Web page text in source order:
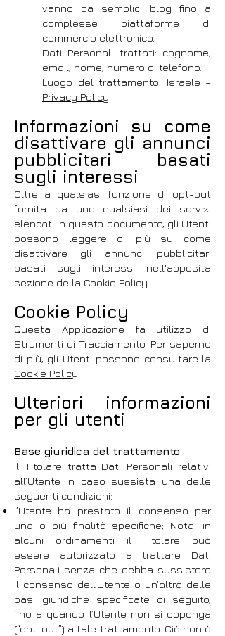
vanno da semplici blog fino a
complesse piattaforme di
commercio elettronico.
Dati Personali trattati: cognome;
email; nome; numero di telefono.
Luogo del trattamento: Israele –
Privacy Policy
Informazioni su come
disattivare gli annunci
pubblicitari basati
sugli interessi
Oltre a qualsiasi funzione di opt-out
fornita da uno qualsiasi dei servizi
elencati in questo documento, gli Utenti
possono leggere di più su come
disattivare gli annunci pubblicitari
basati sugli interessi nell'apposita
sezione della Cookie Policy.
Cookie Policy
Questa Applicazione fa utilizzo di
Strumenti di Tracciamento. Per saperne
di più, gli Utenti possono consultare la
Cookie Policy
Ulteriori informazioni
per gli utenti
Base giuridica del trattamento
Il Titolare tratta Dati Personali relativi
all’Utente in caso sussista una delle
seguenti condizioni:
l’Utente ha prestato il consenso per
una o più finalità specifiche; Nota: in
alcuni ordinamenti il Titolare può
essere autorizzato a trattare Dati
Personali senza che debba sussistere
il consenso dell’Utente o un’altra delle
basi giuridiche specificate di seguito,
fino a quando l’Utente non si opponga
(“opt-out”) a tale trattamento. Ciò non è